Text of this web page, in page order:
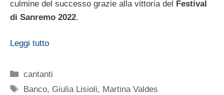
culmine del successo grazie alla vittoria del Festival
di Sanremo 2022.
Leggi tutto
Categorie
cantanti
Tag
Banco, Giulia Lisioli, Martina Valdes